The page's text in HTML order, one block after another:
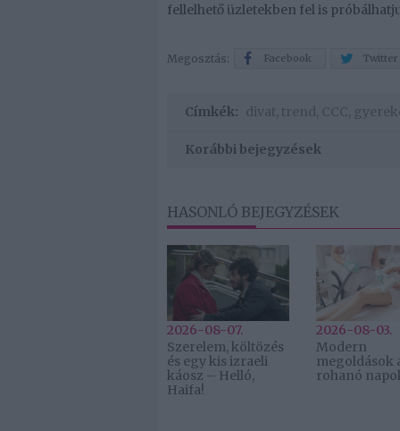
fellelhető üzletekben fel is
Megosztás: Facebook Twitter
Címkék: divat trend CCC
Korábbi bejegyzések
HASONLÓ BEJEGYZÉSEK
2026-08-07.
Szerelem, költözés
és egy kis izraeli
káosz – Helló,
Haifa!
2026-08-03.
Modern
megoldások
rohanó